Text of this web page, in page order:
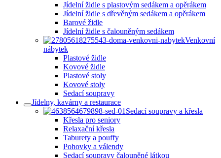
Jídelní židle s plastovým sedákem a opěrákem
Jídelní židle s dřevěným sedákem a opěrákem
Barové židle
Jídelní židle s čalouněným sedákem
Venkovní
nábytek
Plastové židle
Kovové židle
Plastové stoly
Kovové stoly
Sedací soupravy
Jídelny, kavárny a restaurace
Sedací soupravy a křesla
Křesla pro seniory
Relaxační křesla
Taburety a pouffy
Pohovky a válendy
Sedací soupravy čalouněné látkou